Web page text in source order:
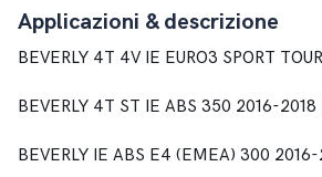
Applicazioni & descrizione
BEVERLY 4T 4V IE EURO3 SPORT
BEVERLY 4T ST IE ABS 350 2016-
BEVERLY IE ABS E4 (EMEA) 300